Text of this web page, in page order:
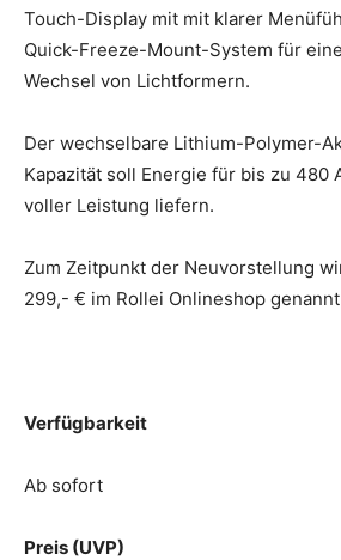
Touch-Display mit mit klarer
Quick-Freeze-Mount-System für
Wechsel von Lichtformern.
Der wechselbare Lithium-Polymer-
Kapazität soll Energie für bis zu 480
voller Leistung liefern.
Zum Zeitpunkt der Neuvorstellung
299,- € im Rollei Onlineshop
Verfügbarkeit
Ab sofort
Preis (UVP)